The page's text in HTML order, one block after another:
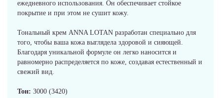
ежедневного использования. Он обеспечивает стойкое
покрытие и при этом не сушит кожу.
Тональный крем ANNA LOTAN разработан специально для
того, чтобы ваша кожа выглядела здоровой и сияющей.
Благодаря уникальной формуле он легко наносится и
равномерно распределяется по коже, создавая естественный и
свежий вид.
Тон: 3000 (3420)